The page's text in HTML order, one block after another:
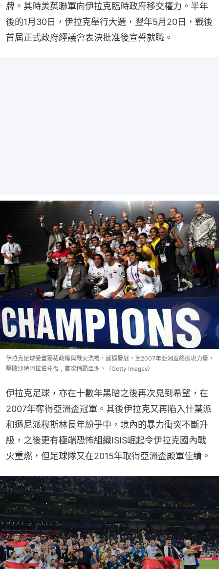
牌。其時美英聯軍向伊拉克臨時政府移交權力。半年
後的1月30日，伊拉克舉行大選，翌年5月20日，戰後
首屆正式政府經議會表決批准後宣誓就職。
伊拉克足球受盡獨裁政權與戰火洗禮，延誤發展，至2007年亞洲盃終展現力量，
擊敗沙特阿拉伯捧盃﹐首次稱霸亞洲。（Getty Images）
伊拉克足球，亦在十數年黑暗之後再次見到希望，在
2007年奪得亞洲盃冠軍。其後伊拉克又再陷入什葉派
和遜尼派穆斯林長年紛爭中，境內的暴力衝突不斷升
級，之後更有極端恐怖組織ISIS崛起令伊拉克國內戰
火重燃，但足球隊又在2015年取得亞洲盃殿軍佳績。